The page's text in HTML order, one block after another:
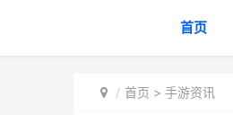
首页
首页 > 手游资讯